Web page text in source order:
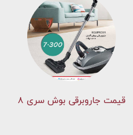
قیمت جاروبرقی بوش سری ۸